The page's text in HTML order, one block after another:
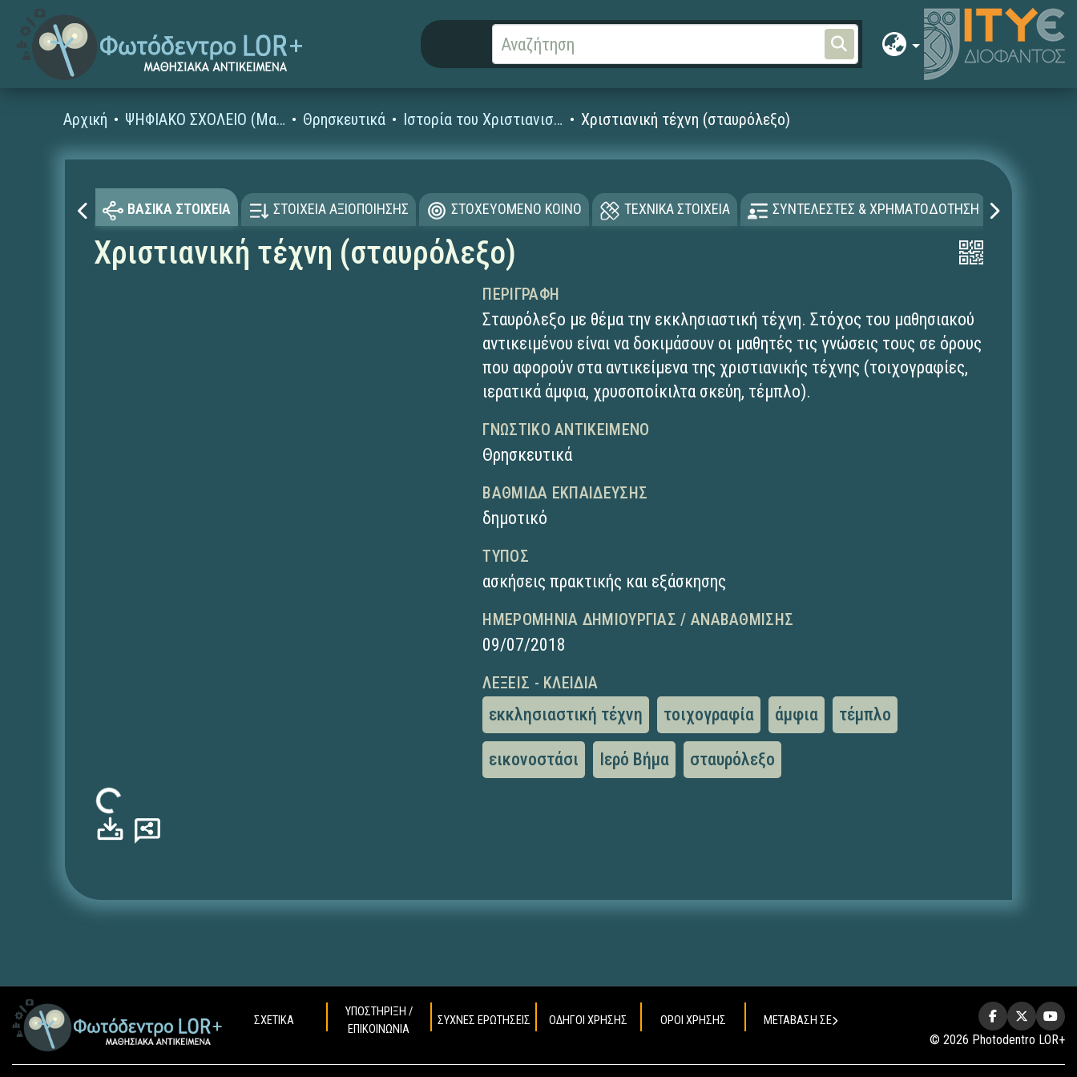
Αρχική ΨΗΦΙΑΚΟ ΣΧΟΛΕΙΟ (Μαθησιακά Αντικείμενα) Θρησκευτικά Ιστορία του Χριστιανισμού Χριστιανική τέχνη (σταυρόλεξο)
ΒΑΣΙΚΑ ΣΤΟΙΧΕΙΑ ΣΤΟΙΧΕΙΑ ΑΞΙΟΠΟΙΗΣΗΣ ΣΤΟΧΕΥΟΜΕΝΟ ΚΟΙΝΟ ΤΕΧΝΙΚΑ ΣΤΟΙΧΕΙΑ ΣΥΝΤΕΛΕΣΤΕΣ & ΧΡΗΜΑΤΟΔΟΤΗΣΗ
Χριστιανική τέχνη (σταυρόλεξο)
Φόρτωση...
ΠΕΡΙΓΡΑΦΉ
Σταυρόλεξο με θέμα την εκκλησιαστική τέχνη. Στόχος του μαθησιακού
αντικειμένου είναι να δοκιμάσουν οι μαθητές τις γνώσεις τους σε όρους
που αφορούν στα αντικείμενα της χριστιανικής τέχνης (τοιχογραφίες,
ιερατικά άμφια, χρυσοποίκιλτα σκεύη, τέμπλο).
ΓΝΩΣΤΙΚΌ ΑΝΤΙΚΕΊΜΕΝΟ
Θρησκευτικά
ΒΑΘΜΊΔΑ ΕΚΠΑΊΔΕΥΣΗΣ
δημοτικό
ΤΎΠΟΣ
ασκήσεις πρακτικής και εξάσκησης
ΗΜΕΡΟΜΗΝΊΑ ΔΗΜΙΟΥΡΓΊΑΣ / ΑΝΑΒΆΘΜΙΣΗΣ
09/07/2018
ΛΈΞΕΙΣ - ΚΛΕΙΔΙΆ
εκκλησιαστική τέχνη τοιχογραφία άμφια τέμπλο
εικονοστάσι Ιερό Βήμα σταυρόλεξο
ΣΧΕΤΙΚΑ
ΥΠΟΣΤΗΡΙΞΗ /
ΕΠΙΚΟΙΝΩΝΙΑ
ΣΥΧΝΕΣ ΕΡΩΤΗΣΕΙΣ ΟΔΗΓΟΙ ΧΡΗΣΗΣ ΟΡΟΙ ΧΡΗΣΗΣ ΜΕΤΑΒΑΣΗ ΣΕ
© 2026 Photodentro LOR+